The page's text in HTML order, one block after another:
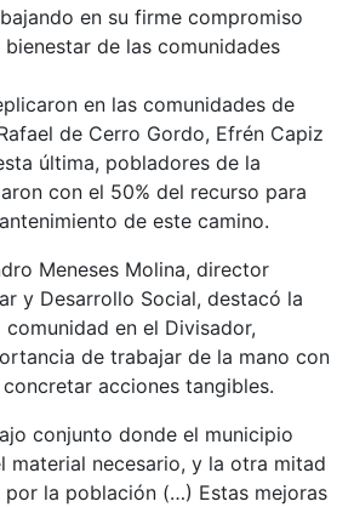
en su firme compromiso
de las comunidades
en las comunidades de
de Cerro Gordo, Efrén Capiz
última, pobladores de la
con el 50% del recurso para
de este camino.
Meneses Molina, director
y Desarrollo Social, destacó la
en el Divisador,
de trabajar de la mano con
acciones tangibles.
conjunto donde el municipio
material necesario, y la otra mitad
la población (…) Estas mejoras